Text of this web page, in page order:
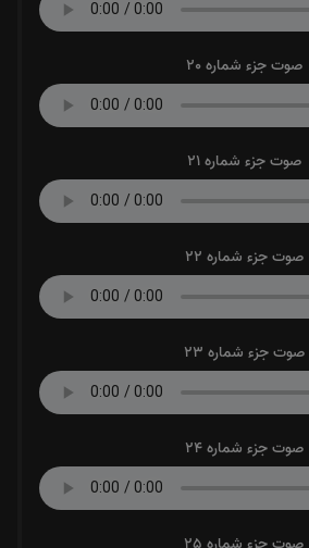
صوت جزء شماره 20
صوت جزء شماره 21
صوت جزء شماره 22
صوت جزء شماره 23
صوت جزء شماره 24